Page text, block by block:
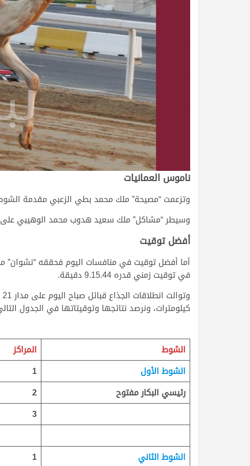
ناموس العمانيات
وتزعمت “مصيحة” ملك محمد بطي الزعبي مقدمة الشوط
وسيطر “مشاكل” ملك سعيد هدوب محمد الوهيبي على ناموس
أفضل توقيت
في توقيت زمني قدره 9.15.44 دقيقة.
كيلومترات، ونرصد نتائجها وتوقيتاتها في الجدول
الشوط المراكز
الشوط الأول
1
رئيسي البكار مفتوح
2
3
الشوط الثاني 1